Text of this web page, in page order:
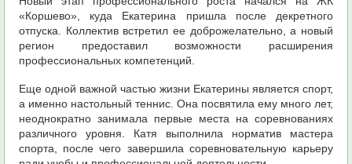
«Коршево», куда Екатерина пришла после декретного
отпуска. Коллектив встретил ее доброжелательно, а новый
регион предоставил возможности расширения
профессиональных компетенций.
Еще одной важной частью жизни Екатерины является спорт,
а именно настольный теннис. Она посвятила ему много лет,
неоднократно занимала первые места на соревнованиях
различного уровня. Катя выполнила норматив мастера
спорта, после чего завершила соревновательную карьеру